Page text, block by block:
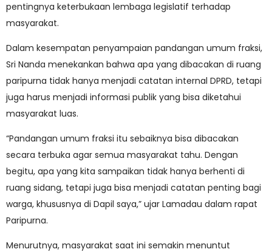
pentingnya keterbukaan lembaga legislatif terhadap
masyarakat.
Dalam kesempatan penyampaian pandangan umum fraksi,
Sri Nanda menekankan bahwa apa yang dibacakan di ruang
paripurna tidak hanya menjadi catatan internal DPRD, tetapi
juga harus menjadi informasi publik yang bisa diketahui
masyarakat luas.
“Pandangan umum fraksi itu sebaiknya bisa dibacakan
secara terbuka agar semua masyarakat tahu. Dengan
begitu, apa yang kita sampaikan tidak hanya berhenti di
ruang sidang, tetapi juga bisa menjadi catatan penting bagi
warga, khususnya di Dapil saya,” ujar Lamadau dalam rapat
Paripurna.
Menurutnya, masyarakat saat ini semakin menuntut